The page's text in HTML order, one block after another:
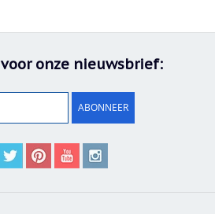
onze nieuwsbrief:
ABONNEER